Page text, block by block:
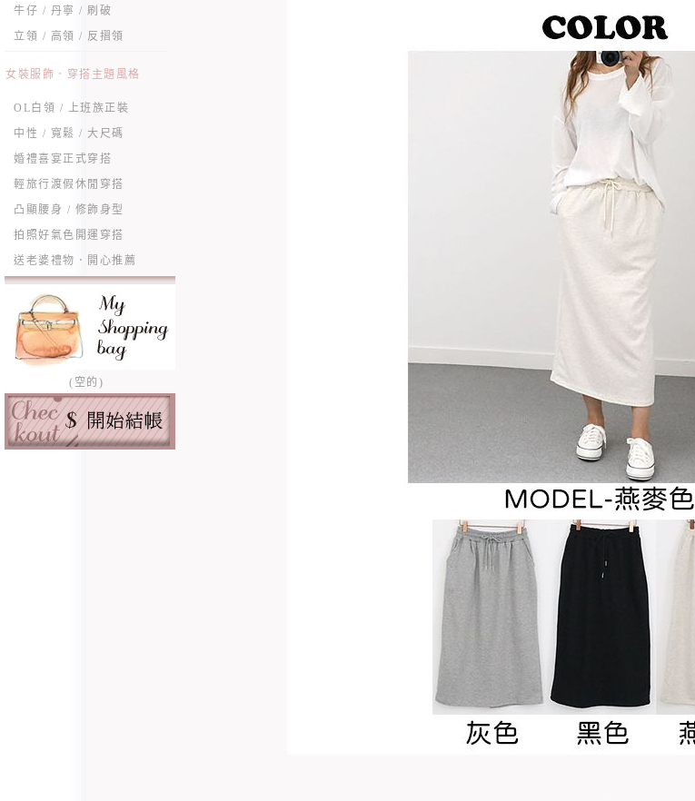
牛仔 / 丹寧 / 刷破
立領 / 高領 / 反摺領
女裝服飾．穿搭主題風格
OL白領 / 上班族正裝
中性 / 寬鬆 / 大尺碼
婚禮喜宴正式穿搭
輕旅行渡假休閒穿搭
凸顯腰身 / 修飾身型
拍照好氣色開運穿搭
送老婆禮物．開心推薦
(空的)